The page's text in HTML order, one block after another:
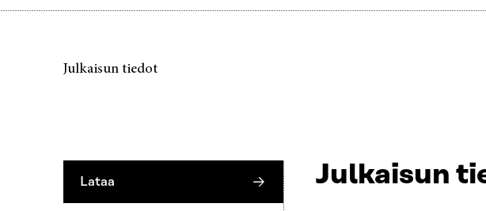
Julkaisun tiedot
Lataa Julkaisun